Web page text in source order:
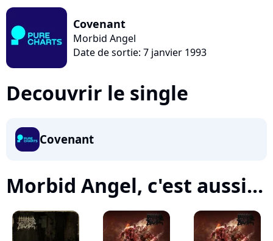
Covenant
Morbid Angel
Date de sortie: 7 janvier 1993
Decouvrir le single
Covenant
Morbid Angel, c'est aussi...